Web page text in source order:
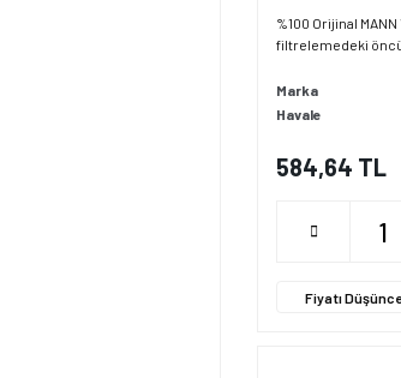
%100 Orijinal
filtrelemedeki öncü
Marka
Havale
584,64 TL
Fiyatı